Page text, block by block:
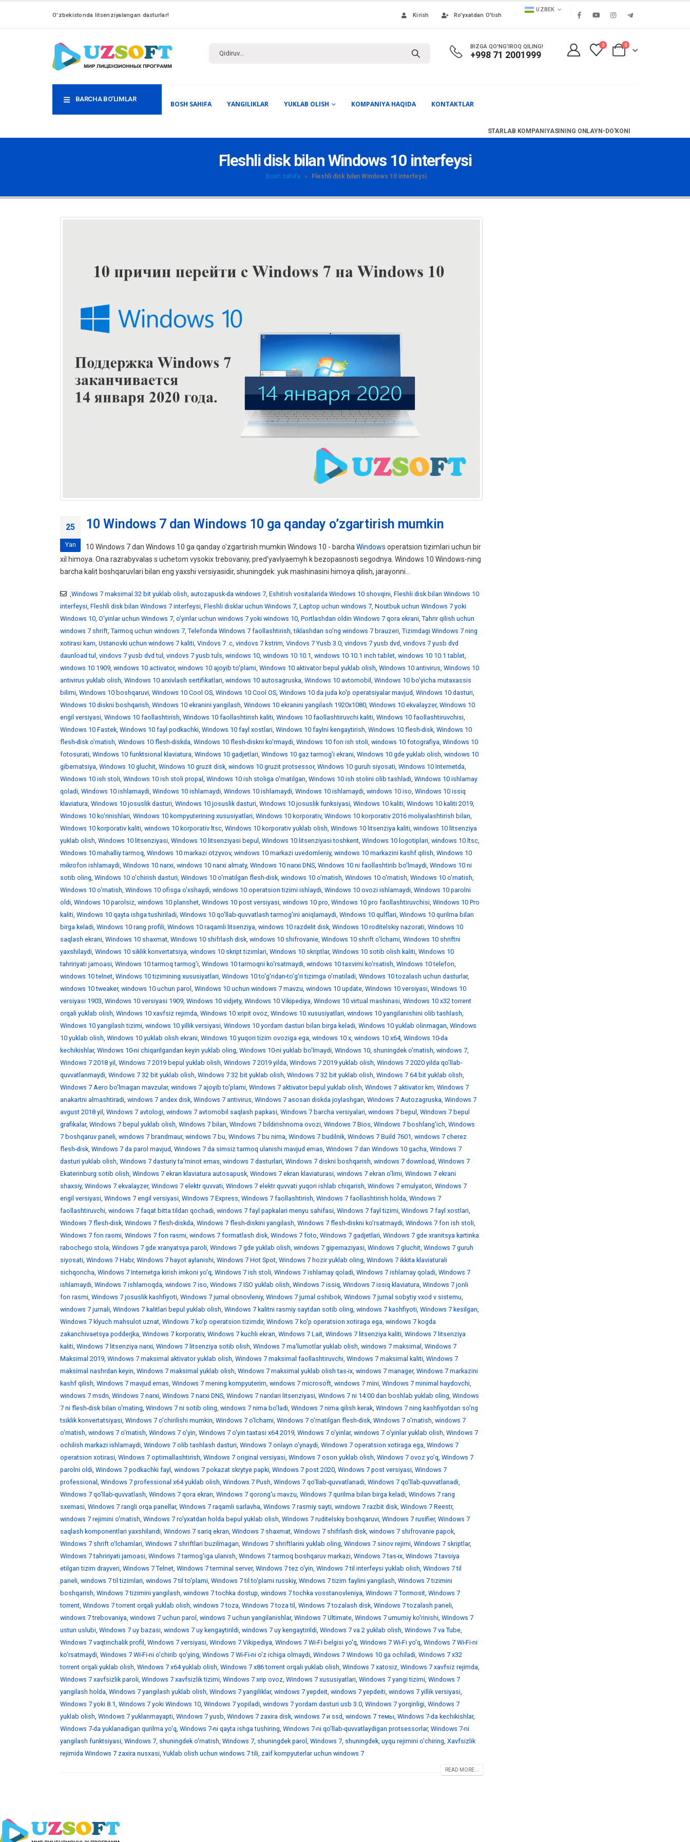
O'zbekistonda litsenziyalangan dasturlar! Kirish Ro'yxatdan O'tish
UZBEK
BIZGA QO'NG'IROQ QILING!
+998 71 2001999
0 0
BARCHA BO'LIMLAR
BOSH SAHIFA YANGILIKLAR YUKLAB OLISH KOMPANIYA HAQIDA KONTAKTLAR
STARLAB KOMPANIYASINING ONLAYN-DO'KONI
Fleshli disk bilan Windows 10 interfeysi
Bosh sahifa » Fleshli disk bilan Windows 10 interfeysi
25
Yan
10 Windows 7 dan Windows 10 ga qanday o’zgartirish mumkin
10 Windows 7 dan Windows 10 ga qanday o'zgartirish mumkin Windows 10 - barcha Windows operatsion tizimlari uchun bir
xil himoya. Ona razrabyvalas s uchetom vysokix trebovaniy, pred'yavlyaemyh k bezopasnosti segodnya. Windows 10 Windows-ning
barcha kalit boshqaruvlari bilan eng yaxshi versiyasidir, shuningdek: yuk mashinasini himoya qilish, jarayonni...
,Windows 7 maksimal 32 bit yuklab olish, autozapusk-da windows 7, Eshitish vositalarida Windows 10 shovqini, Fleshli disk bilan Windows 10
interfeysi, Fleshli disk bilan Windows 7 interfeysi, Fleshli disklar uchun Windows 7, Laptop uchun windows 7, Noutbuk uchun Windows 7 yoki
Windows 10, O'yinlar uchun Windows 7, o'yinlar uchun windows 7 yoki windows 10, Portlashdan oldin Windows 7 qora ekrani, Tahrir qilish uchun
windows 7 shrift, Tarmoq uchun windows 7, Telefonda Windows 7 faollashtirish,tiklashdan so'ng windows 7 brauzeri, Tizimdagi Windows 7 ning
xotirasi kam, Ustanovki uchun windows 7 kaliti, Vindovs 7 .c, vindovs 7 kstrim, Vindovs 7 Yusb 3.0, vindovs 7 yusb dvd, vindovs 7 yusb dvd
daunload tul , vindovs 7 yusb dvd tul , vindovs 7 yusb tuls, windows 10, windows 10 10.1, windows 10 10.1 inch tablet, windows 10 10.1 tablet,
windows 10 1909, windows 10 activator, windows 10 ajoyib to'plami, Windows 10 aktivator bepul yuklab olish, Windows 10 antivirus, Windows 10
antivirus yuklab olish, Windows 10 arxivlash sertifikatlari, windows 10 autosagruska, Windows 10 avtomobil , Windows 10 bo'yicha mutaxassis
bilimi, Windows 10 boshqaruvi, Windows 10 Cool OS, Windows 10 Cool OS, Windows 10 da juda ko'p operatsiyalar mavjud, Windows 10 dasturi,
Windows 10 diskni boshqarish, Windows 10 ekranini yangilash, Windows 10 ekranini yangilash 1920x1080, Windows 10 ekvalayzer, Windows 10
engil versiyasi, Windows 10 faollashtirish, Windows 10 faollashtirish kaliti, Windows 10 faollashtiruvchi kaliti, Windows 10 faollashtiruvchisi,
Windows 10 Fastek, Windows 10 fayl podkachki, Windows 10 fayl xostlari, Windows 10 faylni kengaytirish, Windows 10 flesh-disk, Windows 10
flesh-disk o'rnatish, Windows 10 flesh-diskda, Windows 10 flesh-diskni ko'rmaydi, Windows 10 fon ish stoli, windows 10 fotografiya, Windows 10
fotosurati, Windows 10 funktsional klaviatura, Windows 10 gadjetlari, Windows 10 gaz tarmog'i ekrani, Windows 10 gde yuklab olish, windows 10
gibernatsiya, Windows 10 gluchit, Windows 10 gruzit disk, windows 10 gruzit protsessor, Windows 10 guruh siyosati, Windows 10 Internetda,
Windows 10 ish stoli, Windows 10 ish stoli propal , Windows 10 ish stoliga o'rnatilgan, Windows 10 ish stolini olib tashladi, Windows 10 ishlamay
qoladi, Windows 10 ishlamaydi, Windows 10 ishlamaydi, Windows 10 ishlamaydi, Windows 10 ishlamaydi, windows 10 iso, Windows 10 issiq
klaviatura, Windows 10 josuslik dasturi, Windows 10 josuslik dasturi, Windows 10 josuslik funksiyasi, Windows 10 kaliti, Windows 10 kaliti 2019,
Windows 10 ko'rinishlari, Windows 10 kompyuterining xususiyatlari, Windows 10 korporativ, Windows 10 korporativ 2016 moliyalashtirish bilan,
Windows 10 korporativ kaliti, windows 10 korporativ ltsc, Windows 10 korporativ yuklab olish, Windows 10 litsenziya kaliti, windows 10 litsenziya
yuklab olish, Windows 10 litsenziyasi, Windows 10 litsenziyasi bepul , Windows 10 litsenziyasi toshkent, Windows 10 logotiplari, windows 10 ltsc,
Windows 10 mahalliy tarmoq, Windows 10 markazi otzyvov, windows 10 markazi uvedomleniy, windows 10 markazini kashf qilish, Windows 10
mikrofon ishlamaydi, Windows 10 narxi, windows 10 narxi almaty, Windows 10 narxi DNS, Windows 10 ni faollashtirib bo'lmaydi, Windows 10 ni
sotib oling, Windows 10 o'chirish dasturi, Windows 10 o'rnatilgan flesh-disk, windows 10 o'rnatish, Windows 10 o'rnatish, Windows 10 o'rnatish,
Windows 10 o'rnatish, Windows 10 ofisga o'xshaydi, windows 10 operatsion tizimi ishlaydi, Windows 10 ovozi ishlamaydi, Windows 10 parolni
oldi, Windows 10 parolsiz, windows 10 planshet, Windows 10 post versiyasi, windows 10 pro, Windows 10 pro faollashtiruvchisi, Windows 10 Pro
kaliti, Windows 10 qayta ishga tushiriladi, Windows 10 qo'llab-quvvatlash tarmog'ini aniqlamaydi, Windows 10 qulflari, Windows 10 qurilma bilan
birga keladi, Windows 10 rang profili, Windows 10 raqamli litsenziya, windows 10 razdelit disk, Windows 10 roditelskiy nazorati, Windows 10
saqlash ekrani, Windows 10 shaxmat, Windows 10 shifrlash disk, windows 10 shifrovanie, Windows 10 shrift o'lchami, Windows 10 shriftni
yaxshilaydi, Windows 10 siklik konvertatsiya, windows 10 skript tizimlari, Windows 10 skriptlar, Windows 10 sotib olish kaliti, Windows 10
tahririyati jamoasi, Windows 10 tarmoq tarmog'i, Windows 10 tarmoqni ko'rsatmaydi, windows 10 tasvirni ko'rsatish, Windows 10 telefon,
windows 10 telnet, Windows 10 tizimining xususiyatlari, Windows 10 to'g'ridan-to'g'ri tizimga o'rnatiladi, Windows 10 tozalash uchun dasturlar,
windows 10 tweaker, windows 10 uchun parol , Windows 10 uchun windows 7 mavzu, windows 10 update, Windows 10 versiyasi, Windows 10
versiyasi 1903, Windows 10 versiyasi 1909, Windows 10 vidjety, Windows 10 Vikipediya, Windows 10 virtual mashinasi, Windows 10 x32 torrent
orqali yuklab olish, Windows 10 xavfsiz rejimda, Windows 10 xripit ovoz, Windows 10 xususiyatlari, windows 10 yangilanishini olib tashlash,
Windows 10 yangilash tizimi, windows 10 yillik versiyasi, Windows 10 yordam dasturi bilan birga keladi, Windows 10 yuklab olinmagan, Windows
10 yuklab olish, Windows 10 yuklab olish ekrani, Windows 10 yuqori tizim ovoziga ega, windows 10 х, windows 10 х64, Windows 10-da
kechikishlar, Windows 10-ni chiqarilgandan keyin yuklab oling, Windows 10-ni yuklab bo'lmaydi, Windows 10, shuningdek o'rnatish, windows 7,
Windows 7 2018 yil , Windows 7 2019 bepul yuklab olish, Windows 7 2019 yilda, Windows 7 2019 yuklab olish, Windows 7 2020 yilda qo'llab-
quvvatlanmaydi, Windows 7 32 bit yuklab olish, Windows 7 32 bit yuklab olish, Windows 7 32 bit yuklab olish, Windows 7 64 bit yuklab olish,
Windows 7 Aero bo'lmagan mavzular, windows 7 ajoyib to'plami, Windows 7 aktivator bepul yuklab olish, Windows 7 aktivator km, Windows 7
anakartni almashtiradi, windows 7 andex disk, Windows 7 antivirus, Windows 7 asosan diskda joylashgan, Windows 7 Autozagruska, Windows 7
avgust 2018 yil , Windows 7 avtologi, windows 7 avtomobil saqlash papkasi, Windows 7 barcha versiyalari, windows 7 bepul , Windows 7 bepul
grafikalar, Windows 7 bepul yuklab olish, Windows 7 bilan, Windows 7 bildirishnoma ovozi, Windows 7 Bios, Windows 7 boshlang'ich, Windows
7 boshqaruv paneli, windows 7 brandmaur, windows 7 bu, Windows 7 bu nima, Windows 7 budilnik, Windows 7 Build 7601, windows 7 cherez
flesh-disk, Windows 7 da parol mavjud, Windows 7 da simsiz tarmoq ulanishi mavjud emas, Windows 7 dan Windows 10 gacha, Windows 7
dasturi yuklab olish, Windows 7 dasturiy ta'minot emas, windows 7 dasturlari, Windows 7 diskni boshqarish, windows 7 download, Windows 7
Ekaterinburg sotib olish, Windows 7 ekran klaviatura autosapusk, Windows 7 ekran klaviaturasi, windows 7 ekran o'limi, Windows 7 ekrani
shaxsiy, Windows 7 ekvalayzer, Windows 7 elektr quvvati, Windows 7 elektr quvvati yuqori ishlab chiqarish, Windows 7 emulyatori, Windows 7
engil versiyasi, Windows 7 engil versiyasi, Windows 7 Express, Windows 7 faollashtirish, Windows 7 faollashtirish holda, Windows 7
faollashtiruvchi, windows 7 faqat bitta tildan qochadi, windows 7 fayl papkalari menyu sahifasi, Windows 7 fayl tizimi, Windows 7 fayl xostlari,
Windows 7 flesh-disk, Windows 7 flesh-diskda, Windows 7 flesh-diskini yangilash, Windows 7 flesh-diskni ko'rsatmaydi, Windows 7 fon ish stoli,
Windows 7 fon rasmi, Windows 7 fon rasmi, windows 7 formatlash disk, Windows 7 foto, Windows 7 gadjetlari, Windows 7 gde xranitsya kartinka
rabochego stola, Windows 7 gde xranyatsya paroli, Windows 7 gde yuklab olish, windows 7 gipernaziyasi, Windows 7 gluchit, Windows 7 guruh
siyosati, Windows 7 Habr, Windows 7 hayot aylanishi, Windows 7 Hot Spot, Windows 7 hozir yuklab oling, Windows 7 ikkita klaviaturali
sichqoncha, Windows 7 Internetga kirish imkoni yo'q, Windows 7 ish stoli, Windows 7 ishlamay qoladi, Windows 7 ishlamay qoladi, Windows 7
ishlamaydi, Windows 7 ishlamoqda, windows 7 iso, Windows 7 ISO yuklab olish, Windows 7 issiq, Windows 7 issiq klaviatura, Windows 7 jonli
fon rasmi, Windows 7 josuslik kashfiyoti, Windows 7 jurnal obnovleniy, Windows 7 jurnal oshibok, Windows 7 jurnal sobytiy vxod v sistemu,
windows 7 jurnali, Windows 7 kalitlari bepul yuklab olish, Windows 7 kalitni rasmiy saytdan sotib oling, windows 7 kashfiyoti, Windows 7 kesilgan,
Windows 7 klyuch mahsulot uznat, Windows 7 ko'p operatsion tizimdir, Windows 7 ko'p operatsion xotiraga ega, windows 7 kogda
zakanchivaetsya podderjka, Windows 7 korporativ, Windows 7 kuchli ekran, Windows 7 Lait, Windows 7 litsenziya kaliti, Windows 7 litsenziya
kaliti, Windows 7 litsenziya narxi, Windows 7 litsenziya sotib olish, Windows 7 ma'lumotlar yuklab olish, windows 7 maksimal , Windows 7
Maksimal 2019, Windows 7 maksimal aktivator yuklab olish, Windows 7 maksimal faollashtiruvchi, Windows 7 maksimal kaliti, Windows 7
maksimal nashrdan keyin, Windows 7 maksimal yuklab olish, Windows 7 maksimal yuklab olish tas-ix, windows 7 manager, Windows 7 markazini
kashf qilish, Windows 7 mavjud emas, Windows 7 mening kompyuterim, windows 7 microsoft, windows 7 mini, Windows 7 minimal haydovchi,
windows 7 msdn, Windows 7 narxi, Windows 7 narxi DNS, Windows 7 narxlari litsenziyasi, Windows 7 ni 14:00 dan boshlab yuklab oling, Windows
7 ni flesh-disk bilan o'rnating, Windows 7 ni sotib oling, windows 7 nima bo'ladi, Windows 7 nima qilish kerak, Windows 7 ning kashfiyotdan so'ng
tsiklik konvertatsiyasi, Windows 7 o'chirilishi mumkin, Windows 7 o'lchami, Windows 7 o'rnatilgan flesh-disk, Windows 7 o'rnatish, windows 7
o'rnatish, windows 7 o'rnatish, Windows 7 o'yin, Windows 7 o'yin taxtasi x64 2019, Windows 7 o'yinlar, windows 7 o'yinlar yuklab olish, Windows 7
ochilish markazi ishlamaydi, Windows 7 olib tashlash dasturi, Windows 7 onlayn o'ynaydi, Windows 7 operatsion xotiraga ega, Windows 7
operatsion xotirasi, Windows 7 optimallashtirish, Windows 7 original versiyasi, Windows 7 oson yuklab olish, Windows 7 ovoz yo'q, Windows 7
parolni oldi, Windows 7 podkachki fayl , windows 7 pokazat skrytye papki, Windows 7 post 2020, Windows 7 post versiyasi, Windows 7
professional , Windows 7 professional x64 yuklab olish, Windows 7 Push, Windows 7 qo'llab-quvvatlanadi, Windows 7 qo'llab-quvvatlanadi,
Windows 7 qo'llab-quvvatlash, Windows 7 qora ekran, Windows 7 qorong'u mavzu, Windows 7 qurilma bilan birga keladi, Windows 7 rang
sxemasi, Windows 7 rangli orqa panellar, Windows 7 raqamli sarlavha, Windows 7 rasmiy sayti, windows 7 razbit disk, Windows 7 Reestr,
windows 7 rejimini o'rnatish, Windows 7 ro'yxatdan holda bepul yuklab olish, Windows 7 ruditelskiy boshqaruvi, Windows 7 rusifier, Windows 7
saqlash komponentlari yaxshilandi, Windows 7 sariq ekran, Windows 7 shaxmat, Windows 7 shifrlash disk, windows 7 shifrovanie papok,
Windows 7 shrift o'lchamlari, Windows 7 shriftlari buzilmagan, Windows 7 shriftlarini yuklab oling, Windows 7 sinov rejimi, Windows 7 skriptlar,
Windows 7 tahririyati jamoasi, Windows 7 tarmog'iga ulanish, Windows 7 tarmoq boshqaruv markazi, Windows 7 tas-ix, Windows 7 tavsiya
etilgan tizim drayveri, Windows 7 Telnet, Windows 7 terminal server, Windows 7 tez o'yin, Windows 7 til interfeysi yuklab olish, Windows 7 til
paneli, windows 7 til tizimlari, windows 7 til to'plami, Windows 7 til to'plami russkiy, Windows 7 tizim faylini yangilash, Windows 7 tizimini
boshqarish, Windows 7 tizimini yangilash, windows 7 tochka dostup, windows 7 tochka vosstanovleniya, Windows 7 Tormosit, Windows 7
torrent, Windows 7 torrent orqali yuklab olish, windows 7 toza, Windows 7 toza til , Windows 7 tozalash disk, Windows 7 tozalash paneli,
windows 7 trebovaniya, windows 7 uchun parol , windows 7 uchun yangilanishlar, Windows 7 Ultimate, Windows 7 umumiy ko'rinishi, Windows 7
ustun uslubi, Windows 7 uy bazasi, windows 7 uy kengaytirildi, windows 7 uy kengaytirildi, Windows 7 va 2 yuklab olish, Windows 7 va Tube,
Windows 7 vaqtinchalik profil , Windows 7 versiyasi, Windows 7 Vikipediya, Windows 7 Wi-Fi belgisi yo'q, Windows 7 Wi-Fi yo'q, Windows 7 Wi-Fi-ni
ko'rsatmaydi, Windows 7 Wi-Fi-ni o'chirib qo'ying, Windows 7 Wi-Fi-ni o'z ichiga olmaydi, Windows 7 Windows 10 ga ochiladi, Windows 7 x32
torrent orqali yuklab olish, Windows 7 x64 yuklab olish, Windows 7 x86 torrent orqali yuklab olish, Windows 7 xatosiz, Windows 7 xavfsiz rejimda,
Windows 7 xavfsizlik paroli, Windows 7 xavfsizlik tizimi, Windows 7 xrip ovoz, Windows 7 xususiyatlari, Windows 7 yangi tizimi, Windows 7
yangilash holda, Windows 7 yangilash yuklab olish, Windows 7 yangiliklar, windows 7 yepdeit, windows 7 yepdeiti, windows 7 yillik versiyasi,
Windows 7 yoki 8.1, Windows 7 yoki Windows 10, Windows 7 yopiladi, windows 7 yordam dasturi usb 3.0, Windows 7 yorqinligi, Windows 7
yuklab olish, Windows 7 yuklanmayapti, Windows 7 yusb, Windows 7 zaxira disk, windows 7 и ssd, windows 7 темы, Windows 7-da kechikishlar,
Windows 7-da yuklanadigan qurilma yo'q, Windows 7-ni qayta ishga tushiring, Windows 7-ni qo'llab-quvvatlaydigan protsessorlar, Windows 7-ni
yangilash funktsiyasi, Windows 7, shuningdek o'rnatish, Windows 7, shuningdek parol , Windows 7, shuningdek, uyqu rejimini o'chiring, Xavfsizlik
rejimida Windows 7 zaxira nusxasi, Yuklab olish uchun windows 7 tili, zaif kompyuterlar uchun windows 7
READ MORE...